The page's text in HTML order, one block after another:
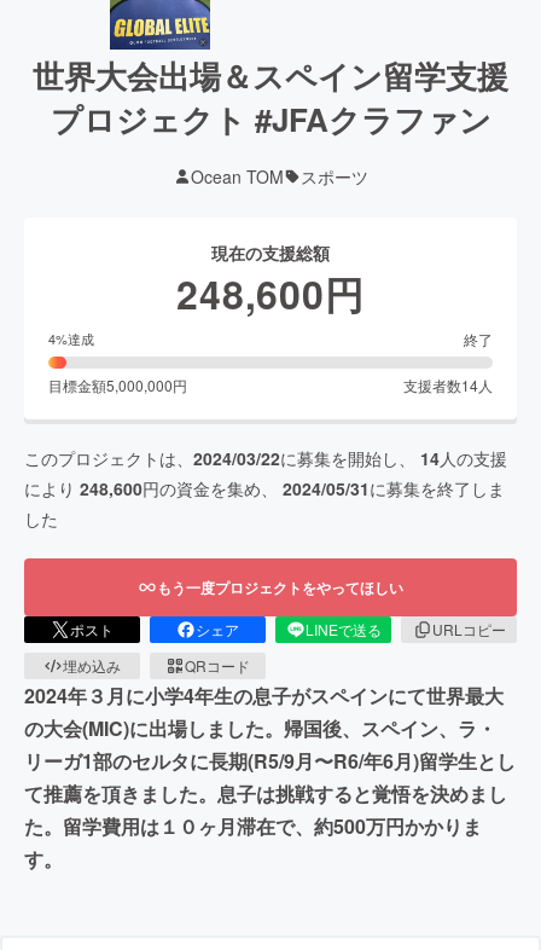
世界大会出場＆スペイン留学支援
プロジェクト #JFAクラファン
Ocean TOM スポーツ
現在の支援総額
248,600円
4%達成 終了
目標金額5,000,000円 支援者数14人
このプロジェクトは、 2024/03/22に募集を開始し、 14人の支援
により 248,600円の資金を集め、 2024/05/31に募集を終了しま
した
もう一度プロジェクトをやってほしい
ポスト シェア LINEで送る
URLコピー
埋め込み
QRコード
2024年３月に小学4年生の息子がスペインにて世界最大
の大会(MIC)に出場しました。帰国後、スペイン、ラ・
リーガ1部のセルタに長期(R5/9月〜R6/年6月)留学生とし
て推薦を頂きました。息子は挑戦すると覚悟を決めまし
た。留学費用は１０ヶ月滞在で、約500万円かかりま
す。